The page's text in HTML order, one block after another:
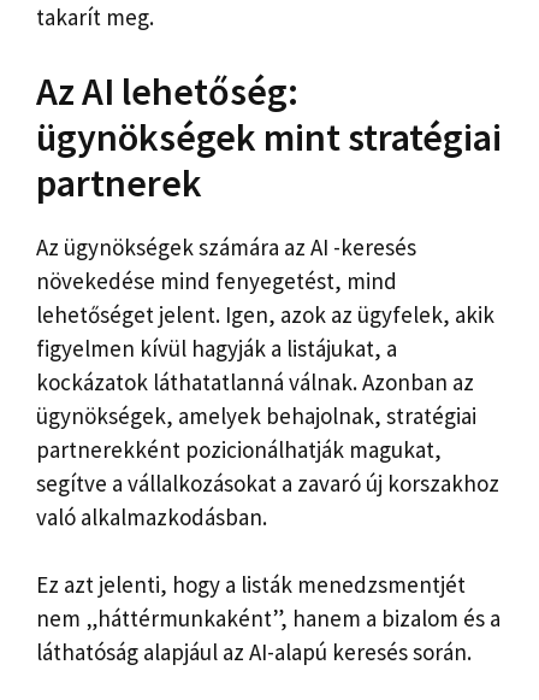
takarít meg.
Az AI lehetőség:
ügynökségek mint stratégiai
partnerek
Az ügynökségek számára az AI -keresés
növekedése mind fenyegetést, mind
lehetőséget jelent. Igen, azok az ügyfelek, akik
figyelmen kívül hagyják a listájukat, a
kockázatok láthatatlanná válnak. Azonban az
ügynökségek, amelyek behajolnak, stratégiai
partnerekként pozicionálhatják magukat,
segítve a vállalkozásokat a zavaró új korszakhoz
való alkalmazkodásban.
Ez azt jelenti, hogy a listák menedzsmentjét
nem „háttérmunkaként”, hanem a bizalom és a
láthatóság alapjául az AI-alapú keresés során.